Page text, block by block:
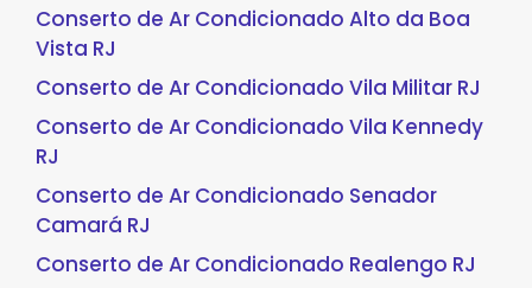
Conserto de Ar Condicionado Alto da Boa
Vista RJ
Conserto de Ar Condicionado Vila Militar RJ
Conserto de Ar Condicionado Vila Kennedy
RJ
Conserto de Ar Condicionado Senador
Camará RJ
Conserto de Ar Condicionado Realengo RJ